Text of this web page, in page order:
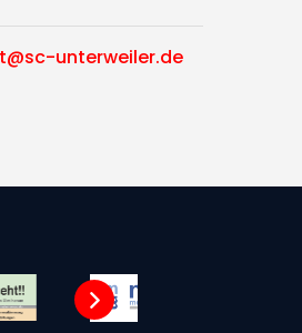
unterweiler.de